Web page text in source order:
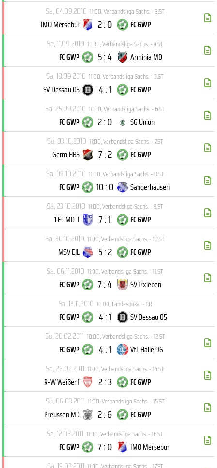
Sa, 04.09.2010 11:00,Verbandsliga Sachs. - 3.ST
IMO Mersebur 2 : 0
FC GWP
Sa, 11.09.2010 10:30,Verbandsliga Sachs. - 4.ST
FC GWP 5 : 4
Arminia MD
Sa, 18.09.2010 11:00,Verbandsliga Sachs. - 5.ST
SV Dessau 05 4 : 1
FC GWP
Sa, 25.09.2010 10:30,Verbandsliga Sachs. - 6.ST
FC GWP 2 : 0
SG Union
So, 03.10.2010 11:00,Verbandsliga Sachs. - 7.ST
Germ.HBS 7 : 2
FC GWP
Sa, 09.10.2010 11:00,Verbandsliga Sachs. - 8.ST
FC GWP 10 : 0
Sangerhausen
Sa, 23.10.2010 11:00,Verbandsliga Sachs. - 9.ST
1.FC MD II 7 : 1
FC GWP
Sa, 30.10.2010 11:00,Verbandsliga Sachs. - 10.ST
MSV EIL 5 : 2
FC GWP
Sa, 06.11.2010 11:00,Verbandsliga Sachs. - 11.ST
FC GWP 7 : 4
SV Irxleben
Sa, 13.11.2010 10:00,Landespokal - 1.R
FC GWP 4 : 1
SV Dessau 05
So, 20.02.2011 10:00,Verbandsliga Sachs. - 12.ST
FC GWP 4 : 1
VfL Halle 96
Sa, 26.02.2011 11:00,Verbandsliga Sachs. - 14.ST
R-W Weißenf 2 : 3
FC GWP
So, 06.03.2011 11:00,Verbandsliga Sachs. - 15.ST
Preussen MD 2 : 6
FC GWP
Sa, 12.03.2011 11:00,Verbandsliga Sachs. - 16.ST
FC GWP 7 : 0
IMO Mersebur